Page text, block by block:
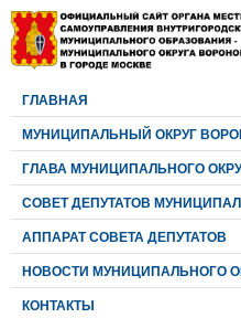
ГЛАВНАЯ
МУНИЦИПАЛЬНЫЙ ОКРУГ
ГЛАВА МУНИЦИПАЛЬНОГО
CОВЕТ ДЕПУТАТОВ
АППАРАТ СОВЕТА ДЕПУТАТОВ
НОВОСТИ МУНИЦИПАЛЬНОГО
КОНТАКТЫ